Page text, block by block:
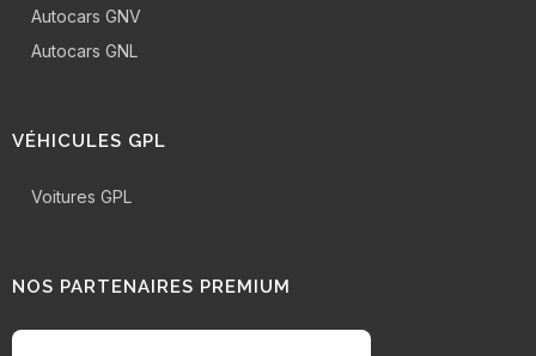
Autocars GNV
Autocars GNL
VÉHICULES GPL
Voitures GPL
NOS PARTENAIRES PREMIUM